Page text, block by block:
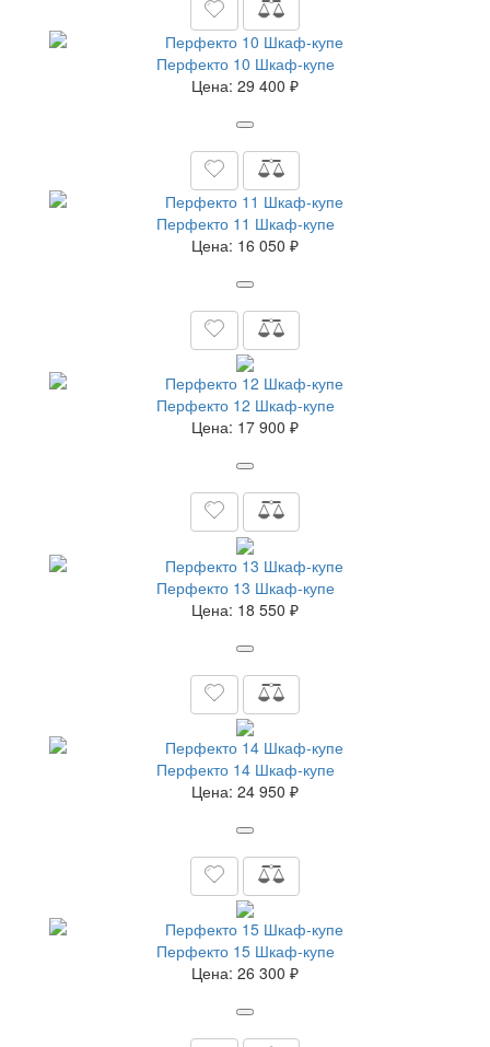
Перфекто 10 Шкаф-купе
Цена: 29 400 ₽
Перфекто 11 Шкаф-купе
Цена: 16 050 ₽
Перфекто 12 Шкаф-купе
Цена: 17 900 ₽
Перфекто 13 Шкаф-купе
Цена: 18 550 ₽
Перфекто 14 Шкаф-купе
Цена: 24 950 ₽
Перфекто 15 Шкаф-купе
Цена: 26 300 ₽